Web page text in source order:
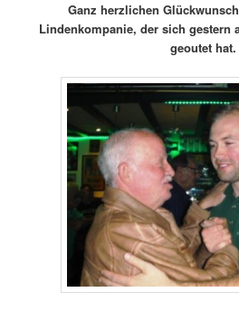
Ganz herzlichen
Lindenkompanie, der sich gestern
geoutet hat.